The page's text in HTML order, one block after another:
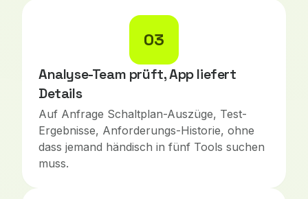
03
Analyse-Team prüft, App liefert
Details
Auf Anfrage Schaltplan-Auszüge, Test-
Ergebnisse, Anforderungs-Historie, ohne
dass jemand händisch in fünf Tools suchen
muss.